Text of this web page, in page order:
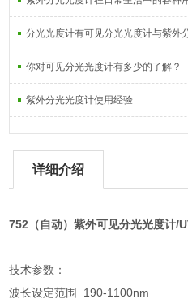
分光光度计有可见分光光度计与紫外
你对可见分光光度计有多少的了解？
紫外分光光度计使用经验
详细介绍
752（自动）紫外可见分光光度计/
技术参数：
波长设定范围 190-1100nm